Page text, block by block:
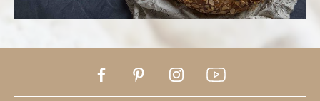
FacebookPinterestInstagramYoutube